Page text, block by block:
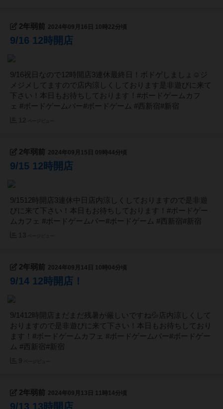
2年弱前 2024年09月16日 10時22分頃
9/16 12時開店
9/16祝日なので12時開店3連休最終日！ボドゲしましょ☺️ジ
メジメしてますので店内涼しくしております是非遊びに来て
下さい！本日もお待ちしております！#ボードゲームカフ
ェ #ボードゲームバー#ボードゲーム #西新宿#新宿
2年弱前 2024年09月15日 09時44分頃
9/15 12時開店
9/1512時開店3連休中日店内涼しくしておりますので是非遊
びに来て下さい！本日もお待ちしております！#ボードゲー
ムカフェ #ボードゲームバー#ボードゲーム #西新宿#新宿
2年弱前 2024年09月14日 10時04分頃
9/14 12時開店！
9/1412時開店まだまだ残暑が厳しいですね💦店内涼しくして
おりますので是非遊びに来て下さい！本日もお待ちしており
ます！#ボードゲームカフェ #ボードゲームバー#ボードゲー
ム #西新宿#新宿
2年弱前 2024年09月13日 11時14分頃
9/13 13時開店